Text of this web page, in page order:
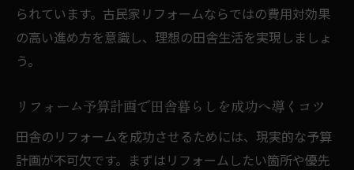
られています。古民家リフォームならではの費用対効果
の高い進め方を意識し、理想の田舎生活を実現しましょ
う。
リフォーム予算計画で田舎暮らしを成功へ導くコツ
田舎のリフォームを成功させるためには、現実的な予算
計画が不可欠です。まずはリフォームしたい箇所や優先